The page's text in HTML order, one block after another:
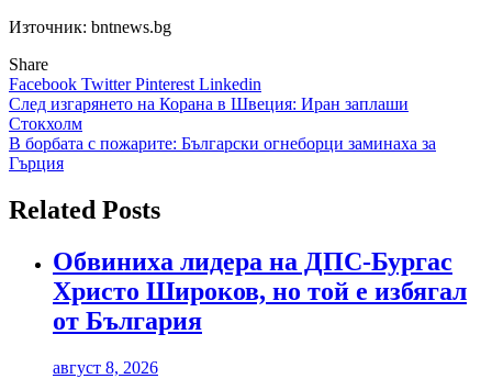
Източник: bntnews.bg
Share
Facebook TwitterPinterest Linkedin
Навигация
След изгарянето на Корана в Швеция: Иран заплаши
Стокхолм
В борбата с пожарите: Български огнеборци заминаха за
Гърция
Related Posts
Обвиниха лидера на ДПС-Бургас
Христо Широков, но той е избягал
от България
август 8, 2026